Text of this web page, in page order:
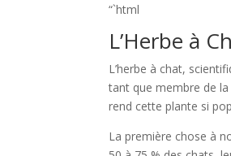
“`html
L’Herbe à
L’herbe à chat,
tant que membre de
rend cette plante si
La première chose à